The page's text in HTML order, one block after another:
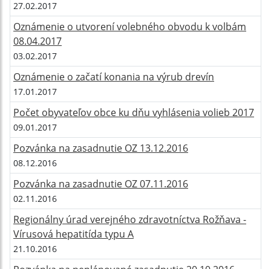
27.02.2017
Oznámenie o utvorení volebného obvodu k volbám
08.04.2017
03.02.2017
Oznámenie o začatí konania na výrub drevín
17.01.2017
Počet obyvateľov obce ku dňu vyhlásenia volieb 2017
09.01.2017
Pozvánka na zasadnutie OZ 13.12.2016
08.12.2016
Pozvánka na zasadnutie OZ 07.11.2016
02.11.2016
Regionálny úrad verejného zdravotníctva Rožňava -
Vírusová hepatitída typu A
21.10.2016